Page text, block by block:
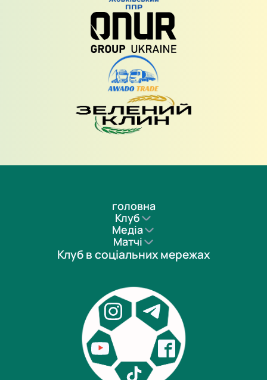
головна
Клуб
Медіа
Матчі
Клуб в соціальних мережах